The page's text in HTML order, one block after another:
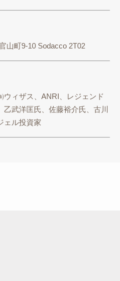
山町9-10 Sodacco 2T02
ウィザス、ANRI、レジェンド
武洋匡氏、佐藤裕介氏、古川
ェル投資家